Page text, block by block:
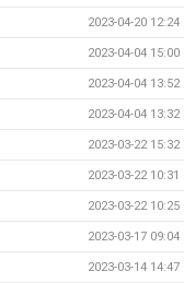
2023-04-20 12:24
2023-04-04 15:00
2023-04-04 13:52
2023-04-04 13:32
2023-03-22 15:32
2023-03-22 10:31
2023-03-22 10:25
2023-03-17 09:04
2023-03-14 14:47